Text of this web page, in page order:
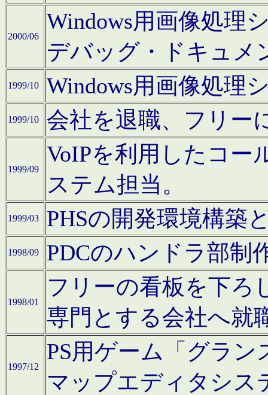
2000/06
Windows用画像処理
デバッグ・ドキュメ
1999/10 Windows用画像処理
1999/10 会社を退職、フリー
1999/09
VoIPを利用したコー
ステム担当。
1999/03 PHSの開発環境構築
1998/09 PDCのハンドラ部制
1998/01
フリーの看板を下ろ
専門とする会社へ就
1997/12
PS用ゲーム「グラン
マップエディタシス